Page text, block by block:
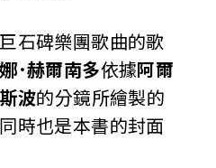
石碑樂團歌曲的歌
･赫爾南多依據阿爾
波的分鏡所繪製的
時也是本書的封面